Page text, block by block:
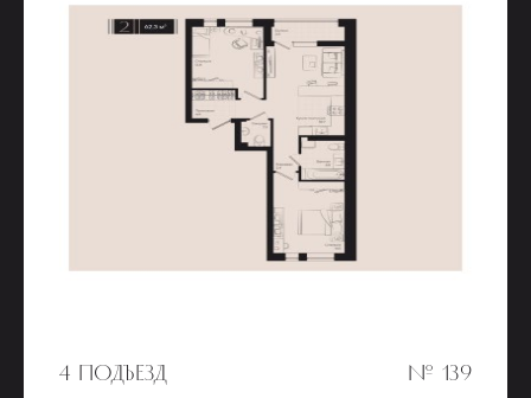
4 ПОДЪЕЗД № 139